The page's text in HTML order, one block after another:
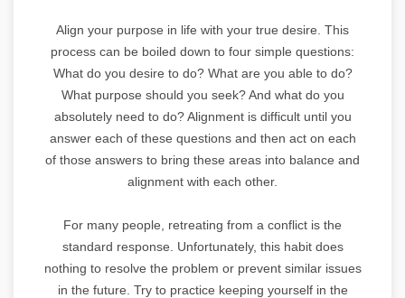
Align your purpose in life with your true desire. This
process can be boiled down to four simple questions:
What do you desire to do? What are you able to do?
What purpose should you seek? And what do you
absolutely need to do? Alignment is difficult until you
answer each of these questions and then act on each
of those answers to bring these areas into balance and
alignment with each other.
For many people, retreating from a conflict is the
standard response. Unfortunately, this habit does
nothing to resolve the problem or prevent similar issues
in the future. Try to practice keeping yourself in the